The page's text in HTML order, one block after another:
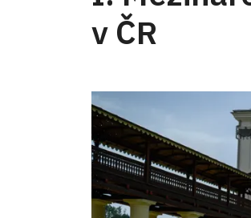
v ČR